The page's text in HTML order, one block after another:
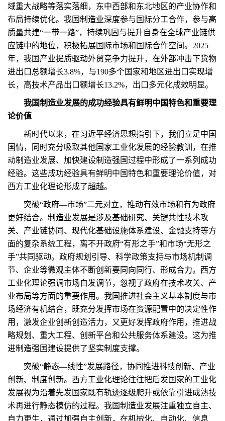
域重大战略等落实落细，东中西部和东北地区的产业协作和
布局持续优化。我国制造业深度参与国际分工合作，参与高
质量共建“一带一路”，持续巩固与提升自身在全球产业链供
应链中的地位，积极拓展国际市场和国际合作空间。2025
年，我国产业提质驱动外贸竞争力提升，在外部冲击下货物
进出口总额增长3.8%，与190多个国家和地区进出口实现增
长，高技术产品出口额增长13.2%，出口多元化成效明显。
我国制造业发展的成功经验具有鲜明中国特色和重要理
论价值
新时代以来，在习近平经济思想指引下，我们立足中国
国情，同时充分吸取其他国家工业化发展的经验教训，在推
动制造业发展、加快建设制造强国过程中形成了一系列成功
经验。这些成功经验具有鲜明中国特色和重要理论价值，对
西方工业化理论形成了超越。
突破“政府—市场”二元对立，推动有效市场和有为政府
更好结合。制造业发展是涉及基础研究、关键共性技术攻
关、产业链协同、现代化基础设施体系建设、金融支持等方
面的复杂系统工程，离不开政府“有形之手”和市场“无形之
手”共同驱动。政府规划引导、科学政策支持与市场机制调
节、企业等微观主体不断创新要同向同行、形成合力。西方
工业化理论强调市场自发调节，忽视了政府在技术攻关、产
业布局等方面的重要作用。我国推进社会主义基本制度与市
场经济有机结合，既充分发挥市场在资源配置中的决定性作
用，激发企业创新创造活力，又更好发挥政府作用，推进战
略规划、重大工程、创新平台和公共服务体系建设。这为推
进制造强国建设提供了坚实制度支撑。
突破“静态—线性”发展路径，协同推进科技创新、产业
创新、制度创新。西方工业化理论往往把后发国家的工业化
发展视为沿着先发国家既有轨迹逐级爬升或依靠引进成熟技
术再进行静态模仿的过程。我国制造业发展注重独立自主、
自力更生，通过加强自主创新，在机械化、自动化、信息